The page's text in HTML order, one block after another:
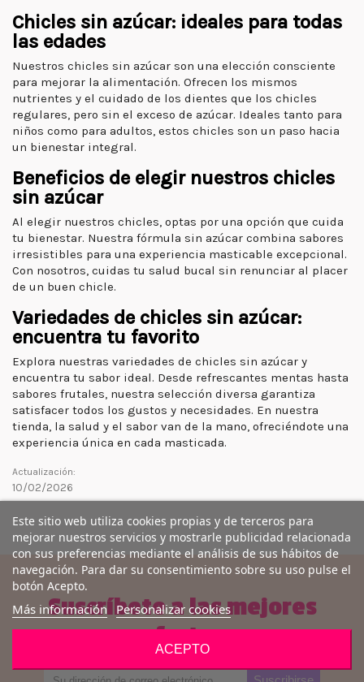
Chicles sin azúcar: ideales para todas
las edades
Nuestros chicles sin azúcar son una elección consciente
para mejorar la alimentación. Ofrecen los mismos
nutrientes y el cuidado de los dientes que los chicles
regulares, pero sin el exceso de azúcar. Ideales tanto para
niños como para adultos, estos chicles son un paso hacia
un bienestar integral.
Beneficios de elegir nuestros chicles
sin azúcar
Al elegir nuestros chicles, optas por una opción que cuida
tu bienestar. Nuestra fórmula sin azúcar combina sabores
irresistibles para una experiencia masticable excepcional.
Con nosotros, cuidas tu salud bucal sin renunciar al placer
de un buen chicle.
Variedades de chicles sin azúcar:
encuentra tu favorito
Explora nuestras variedades de chicles sin azúcar y
encuentra tu sabor ideal. Desde refrescantes mentas hasta
sabores frutales, nuestra selección diversa garantiza
satisfacer todos los gustos y necesidades. En nuestra
tienda, la salud y el sabor van de la mano, ofreciéndote una
experiencia única en cada masticada.
Actualización:
10/02/2026
Suscríbete a las mejores
ofertas
Este sitio web utiliza cookies propias y de terceros para
mejorar nuestros servicios y mostrarle publicidad relacionada
con sus preferencias mediante el análisis de sus hábitos de
navegación. Para dar su consentimiento sobre su uso pulse el
botón Acepto.
Más información Personalizar cookies
ACEPTO